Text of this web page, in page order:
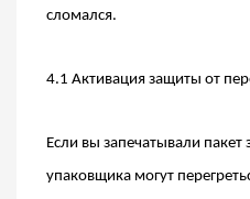
сломался.
4.1 Активация защиты от
Если вы запечатывали
упаковщика могут